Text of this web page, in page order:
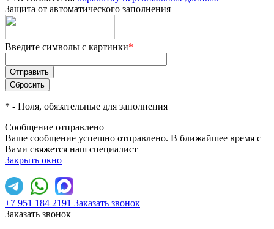
Защита от автоматического заполнения
Введите символы с картинки*
* - Поля, обязательные для заполнения
Сообщение отправлено
Ваше сообщение успешно отправлено. В ближайшее время с
Вами свяжется наш специалист
Закрыть окно
+7 951 184 2191 Заказать звонок
Заказать звонок